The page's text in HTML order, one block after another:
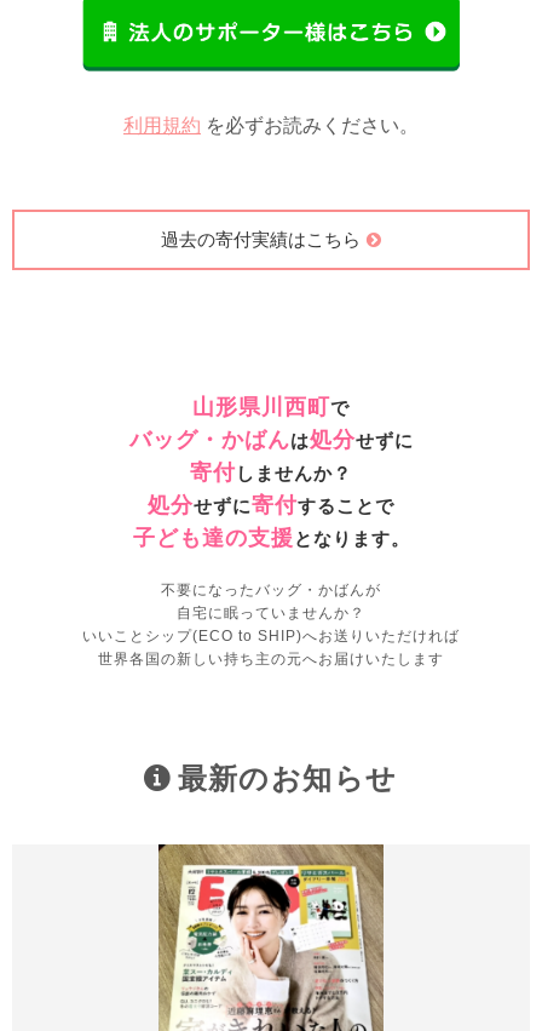
利用規約 を必ずお読みください。
過去の寄付実績はこちら
山形県川西町 で
バッグ・かばんは処分せずに
寄付しませんか？
処分せずに寄付することで
子ども達の支援 となります。
不要になったバッグ・かばんが
自宅に眠っていませんか？
いいことシップ(ECO to SHIP)へお送りいただければ
世界各国の新しい持ち主の元へお届けいたします
最新のお知らせ